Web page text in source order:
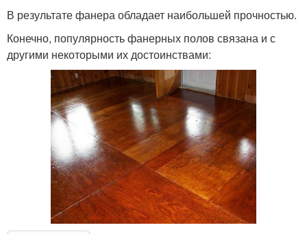
В результате фанера обладает наибольшей прочностью.
Конечно, популярность фанерных полов связана и с
другими некоторыми их достоинствами: